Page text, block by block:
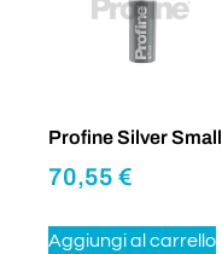
Profine Silver Small
70,55 €
Aggiungi al carrello